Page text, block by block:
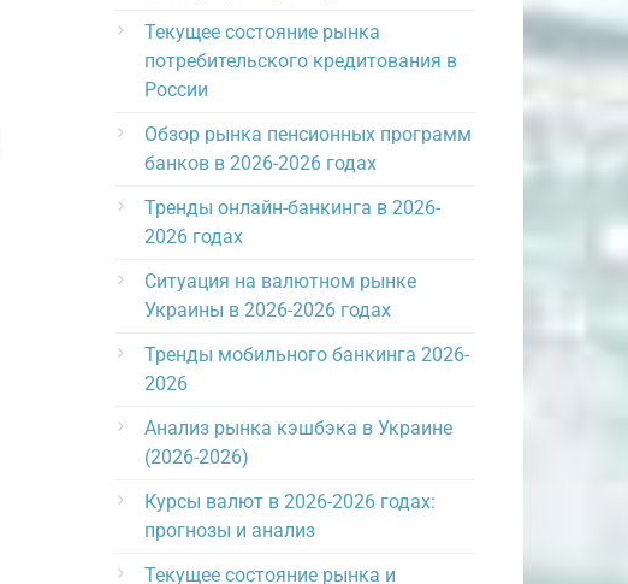
Текущее состояние рынка
потребительского кредитования в
России
Обзор рынка пенсионных программ
банков в 2026-2026 годах
Тренды онлайн-банкинга в 2026-
2026 годах
Ситуация на валютном рынке
Украины в 2026-2026 годах
Тренды мобильного банкинга 2026-
2026
Анализ рынка кэшбэка в Украине
(2026-2026)
Курсы валют в 2026-2026 годах:
прогнозы и анализ
Текущее состояние рынка и